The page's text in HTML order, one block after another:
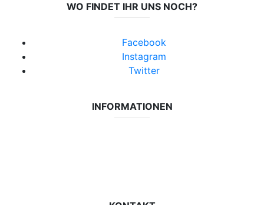
WO FINDET IHR UNS NOCH?
Facebook
Instagram
Twitter
INFORMATIONEN